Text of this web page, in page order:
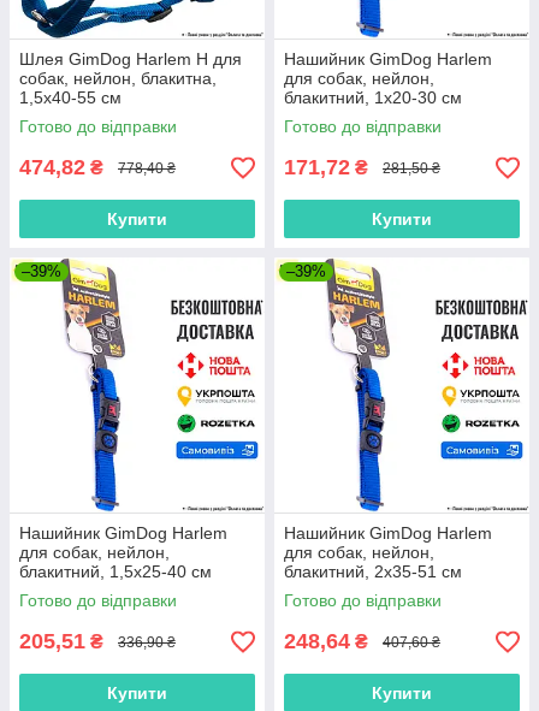
Шлея GimDog Harlem H для
собак, нейлон, блакитна,
1,5х40-55 см
Готово до відправки
474,82 ₴ 778,40 ₴
Купити
Нашийник GimDog Harlem
для собак, нейлон,
блакитний, 1х20-30 см
Готово до відправки
171,72 ₴ 281,50 ₴
Купити
–39%
Нашийник GimDog Harlem
для собак, нейлон,
блакитний, 1,5х25-40 см
Готово до відправки
205,51 ₴ 336,90 ₴
Купити
–39%
Нашийник GimDog Harlem
для собак, нейлон,
блакитний, 2х35-51 см
Готово до відправки
248,64 ₴ 407,60 ₴
Купити